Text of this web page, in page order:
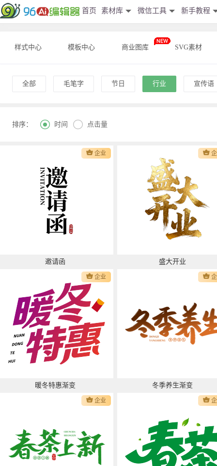
首页 素材库 微信工具 新手教程
样式中心 模板中心 商业图库 SVG素材
全部 毛笔字 节日 行业 宣传语
排序：  时间  点击量
企业
邀请函 盛大开业
企业
暖冬特惠渐变 冬季养生渐变
企业